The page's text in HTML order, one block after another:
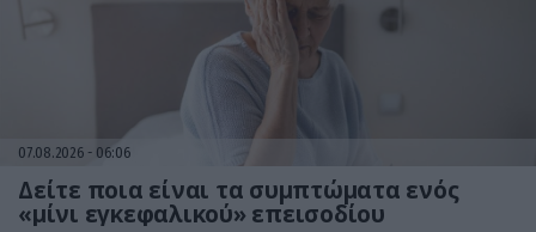
07.08.2026 06:06
Δείτε ποια είναι τα συμπτώματα ενός
«μίνι εγκεφαλικού» επεισοδίου